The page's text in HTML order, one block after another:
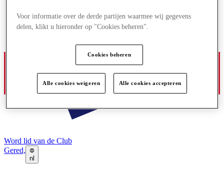
Word lid van de Club
Gered,
nl
Voor informatie over de derde partijen waarmee wij gegevens
delen, klikt u hieronder op "Cookies beheren".
Cookies beheren
Alle cookies weigeren Alle cookies accepteren